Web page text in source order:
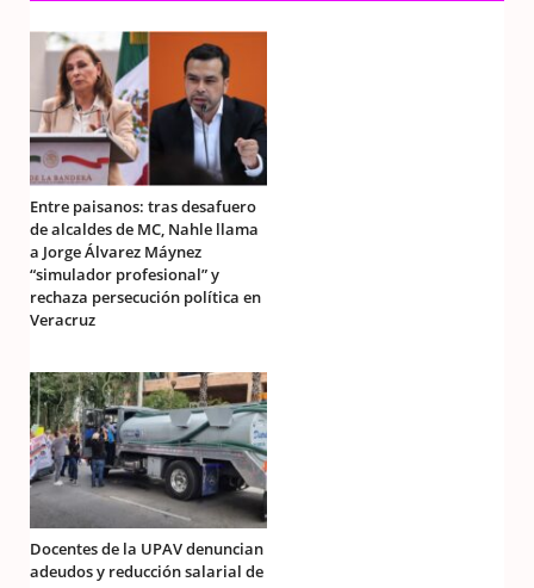
Entre paisanos: tras desafuero
de alcaldes de MC, Nahle llama
a Jorge Álvarez Máynez
“simulador profesional” y
rechaza persecución política en
Veracruz
Docentes de la UPAV denuncian
adeudos y reducción salarial de